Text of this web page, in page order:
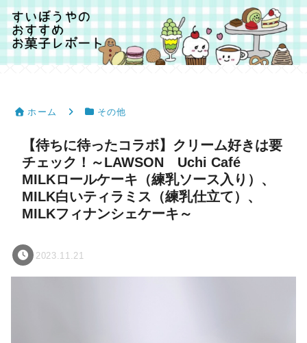
ホーム その他
【待ちに待ったコラボ】クリーム好きは要
チェック！～LAWSON Uchi Café
MILKロールケーキ（練乳ソース入り）、
MILK白いティラミス（練乳仕立て）、
MILKフィナンシェケーキ～
2023.11.21